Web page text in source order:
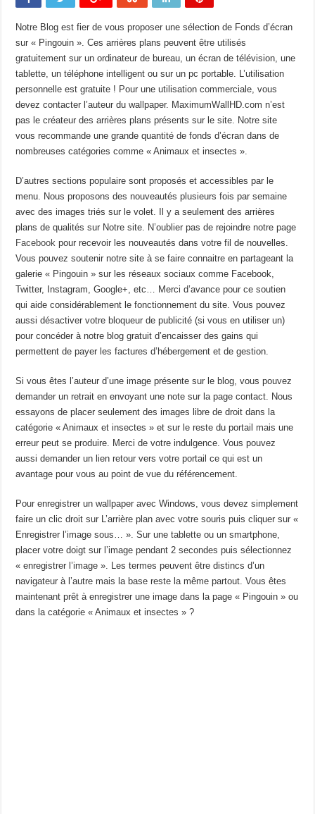
Notre Blog est fier de vous proposer une sélection de Fonds d’écran
sur « Pingouin ». Ces arrières plans peuvent être utilisés
gratuitement sur un ordinateur de bureau, un écran de télévision, une
tablette, un téléphone intelligent ou sur un pc portable. L’utilisation
personnelle est gratuite ! Pour une utilisation commerciale, vous
devez contacter l’auteur du wallpaper. MaximumWallHD.com n’est
pas le créateur des arrières plans présents sur le site. Notre site
vous recommande une grande quantité de fonds d’écran dans de
nombreuses catégories comme « Animaux et insectes ».
D’autres sections populaire sont proposés et accessibles par le
menu. Nous proposons des nouveautés plusieurs fois par semaine
avec des images triés sur le volet. Il y a seulement des arrières
plans de qualités sur Notre site. N’oublier pas de rejoindre notre page
Facebook pour recevoir les nouveautés dans votre fil de nouvelles.
Vous pouvez soutenir notre site à se faire connaitre en partageant la
galerie « Pingouin » sur les réseaux sociaux comme Facebook,
Twitter, Instagram, Google+, etc… Merci d’avance pour ce soutien
qui aide considérablement le fonctionnement du site. Vous pouvez
aussi désactiver votre bloqueur de publicité (si vous en utiliser un)
pour concéder à notre blog gratuit d’encaisser des gains qui
permettent de payer les factures d’hébergement et de gestion.
Si vous êtes l’auteur d’une image présente sur le blog, vous pouvez
demander un retrait en envoyant une note sur la page contact. Nous
essayons de placer seulement des images libre de droit dans la
catégorie « Animaux et insectes » et sur le reste du portail mais une
erreur peut se produire. Merci de votre indulgence. Vous pouvez
aussi demander un lien retour vers votre portail ce qui est un
avantage pour vous au point de vue du référencement.
Pour enregistrer un wallpaper avec Windows, vous devez simplement
faire un clic droit sur L’arrière plan avec votre souris puis cliquer sur «
Enregistrer l’image sous… ». Sur une tablette ou un smartphone,
placer votre doigt sur l’image pendant 2 secondes puis sélectionnez
« enregistrer l’image ». Les termes peuvent être distincs d’un
navigateur à l’autre mais la base reste la même partout. Vous êtes
maintenant prêt à enregistrer une image dans la page « Pingouin » ou
dans la catégorie « Animaux et insectes » ?